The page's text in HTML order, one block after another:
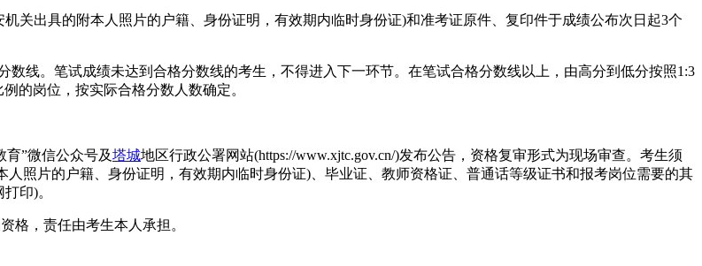
关出具的附本人照片的户籍、身份证明，有效期内临时身份证)和准考证原件、复印件于成绩公布次日起3个
线。笔试成绩未达到合格分数线的考生，不得进入下一环节。在笔试合格分数线以上，由高分到低分按照1:3
的岗位，按实际合格分数人数确定。
育”微信公众号及塔城地区行政公署网站(https://www.xjtc.gov.cn/)发布公告，资格复审形式为现场审查。考生须
照片的户籍、身份证明，有效期内临时身份证)、毕业证、教师资格证、普通话等级证书和报考岗位需要的其
印)。
格，责任由考生本人承担。